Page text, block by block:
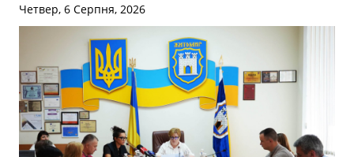
Четвер, 6 Серпня, 2026